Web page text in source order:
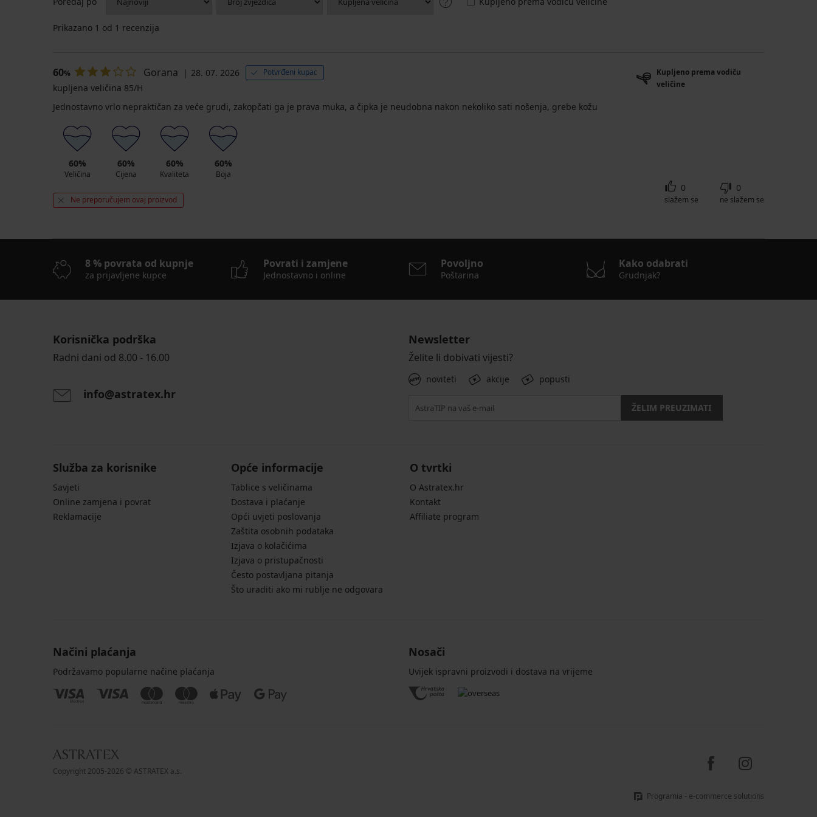
Grudnjak
582
€
40,49
Kod
ALL25
Pamučni
Anastasia
37,49
€
ALL25
Grudnjak
Cotton
15,74
Kod
ALL25
BESTSELLER
Grudnjak
€
Grudnjak
Michelle
€
43,49
€
Kod
Grudnjak
Triumph
True
Shape
Sensation...
€
Grudnjak
Lou
€
47,99
€
Kod
Grudnjak
Giana
€
31,49
€
Kod
Prikazano 1 od 1 recenzija
60% Gorana 28. 07. 2026 Potvrđeni kupac
Kupljeno prema vodiču
veličine
kupljena veličina 85/H
Jednostavno vrlo nepraktičan za veće grudi, zakopčati ga je prava muka, a čipka je neudobna nakon nekoliko sati nošenja, grebe kožu
60%
Veličina
60%
Cijena
60%
Kvaliteta
60%
Boja
Ne preporučujem ovaj proizvod
0
slažem se
0
ne slažem se
8 % povrata od kupnje
za prijavljene kupce
Povrati i zamjene
Jednostavno i online
Povoljno
Poštarina
Kako odabrati
Grudnjak?
Korisnička podrška
Radni dani od 8.00 - 16.00
info@astratex.hr
Newsletter
Želite li dobivati vijesti?
noviteti akcije popusti
ŽELIM PREUZIMATI
Služba za korisnike
Savjeti
Online zamjena i povrat
Reklamacije
Opće informacije
Tablice s veličinama
Dostava i plaćanje
Opći uvjeti poslovanja
Zaštita osobnih podataka
Izjava o kolačićima
Izjava o pristupačnosti
Često postavljana pitanja
Što uraditi ako mi rublje ne odgovara
O tvrtki
O Astratex.hr
Kontakt
Affiliate program
Načini plaćanja
Podržavamo popularne načine plaćanja
Nosači
Uvijek ispravni proizvodi i dostava na vrijeme
Copyright 2005-2026 © ASTRATEX a.s.
Programia - e-commerce solutions